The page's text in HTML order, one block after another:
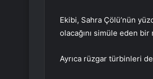
Ekibi, Sahra Çölü’nün
olacağını simüle eden
Ayrıca rüzgar türbinleri